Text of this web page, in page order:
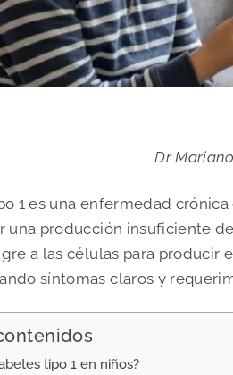
Dr
1 es una enfermedad
una producción insuficiente
a las células para producir
síntomas claros y
tipo 1 en niños?